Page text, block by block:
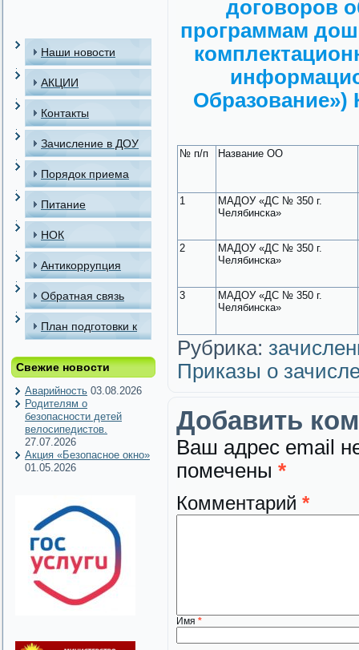
Наши новости
АКЦИИ
Контакты
Зачисление в ДОУ
Порядок приема
детей в МАДОУ
Питание
НОК
Антикоррупция
Обратная связь
План подготовки к
периоду
Свежие новости
Аварийность 03.08.2026
Родителям о
безопасности детей
велосипедистов.
27.07.2026
Акция «Безопасное окно»
01.05.2026
договоров
программам
Образование»)
№ п/п Название ОО
1
МАДОУ «ДС № 350 г.
Челябинска»
2
МАДОУ «ДС № 350 г.
Челябинска»
3
МАДОУ «ДС № 350 г.
Челябинска»
Рубрика:
Приказы о
Добавить
Ваш адрес email
помечены *
Комментарий *
Имя *